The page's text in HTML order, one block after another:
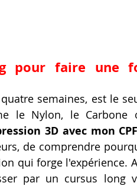
pour faire une
semaines, est le
le Nylon, le Carbone
3D avec mon CPF
de comprendre
qui forge l'expérience.
par un cursus long